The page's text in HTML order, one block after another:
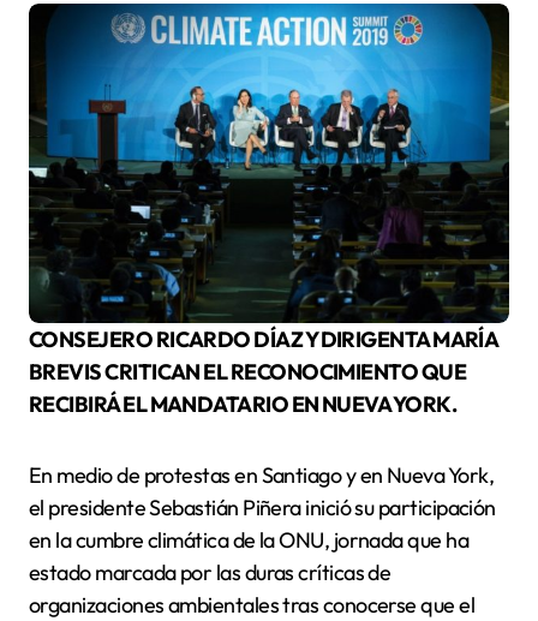
CONSEJERO RICARDO DÍAZ Y DIRIGENTA MARÍA
BREVIS CRITICAN EL RECONOCIMIENTO QUE
RECIBIRÁ EL MANDATARIO EN NUEVA YORK.
En medio de protestas en Santiago y en Nueva York,
el presidente Sebastián Piñera inició su participación
en la cumbre climática de la ONU, jornada que ha
estado marcada por las duras críticas de
organizaciones ambientales tras conocerse que el